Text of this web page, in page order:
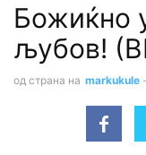
Божиќно
љубов!
од страна на markukule -